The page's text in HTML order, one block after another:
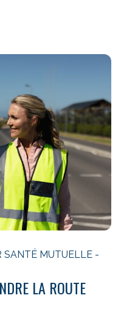
MUTUELLE -
LA ROUTE